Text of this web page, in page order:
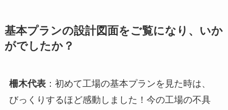
基本プランの設計図面をご覧になり、いか
がでしたか？
柵木代表：初めて工場の基本プランを見た時は、
びっくりするほど感動しました！今の工場の不具